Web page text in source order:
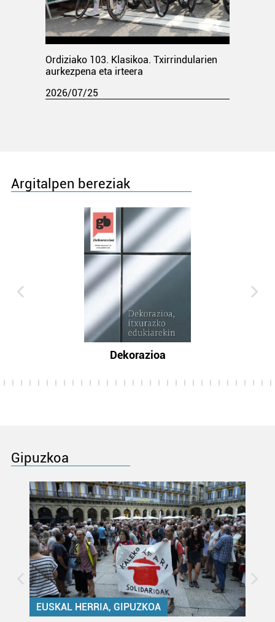
Ordiziako 103. Klasikoa. Txirrindularien
aurkezpena eta irteera
2026/07/25
Argitalpen bereziak
Dekorazioa
Gipuzkoa
EUSKAL HERRIA, GIPUZKOA